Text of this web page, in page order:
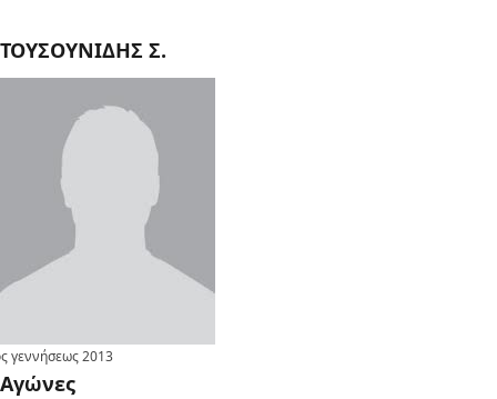
ΤΟΥΣΟΥΝΙΔΗΣ Σ.
γεννήσεως2013
Αγώνες